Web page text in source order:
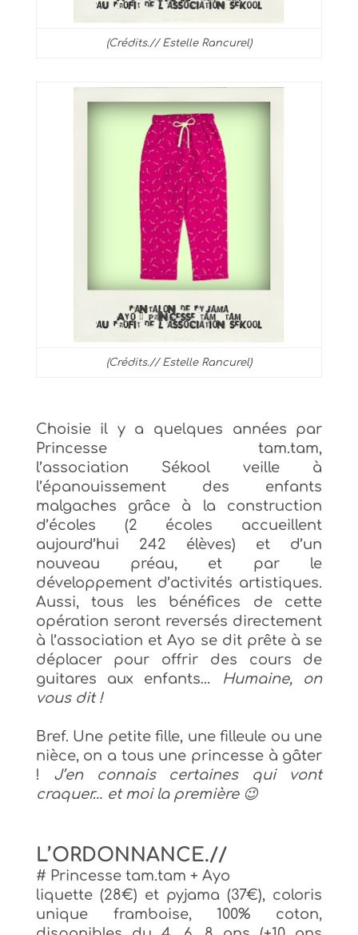
(Crédits.// Estelle Rancurel)
(Crédits.// Estelle Rancurel)
Choisie il y a quelques années par
Princesse tam.tam,
l’association Sékoolveille à
l’épanouissement des enfants
malgaches grâce à la construction
d’écoles (2 écoles accueillent
aujourd’hui 242 élèves) et d’un
nouveau préau, et par le
développement d’activités artistiques.
Aussi,tous les bénéfices de cette
opération seront reversés directement
à l’association etAyo se dit prête à se
déplacer pour offrir des cours de
guitares aux enfants…
Humaine, on
vous dit !
Bref. Une petite fille, une filleule ou une
nièce, on a tous une princesse à gâter
! J’en connais certaines qui vont
craquer… et moi la première 😉
L’ORDONNANCE.//
# Princesse tam.tam + Ayo
liquette (28€) et pyjama (37€), coloris
unique framboise, 100% coton,